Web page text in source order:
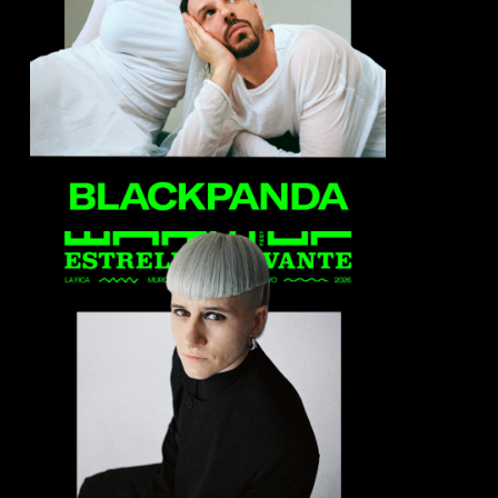
Blackpanda
Cora Novoa